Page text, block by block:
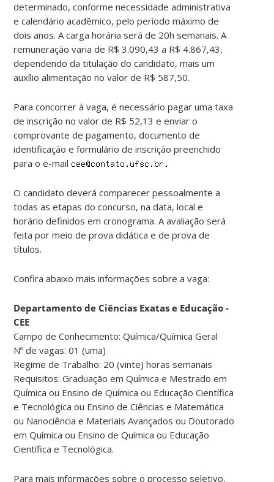
determinado, conforme necessidade administrativa
e calendário acadêmico, pelo período máximo de
dois anos. A carga horária será de 20h semanais. A
remuneração varia de R$ 3.090,43 a R$ 4.867,43,
dependendo da titulação do candidato, mais um
auxílio alimentação no valor de R$ 587,50.
Para concorrer à vaga, é necessário pagar uma taxa
de inscrição no valor de R$ 52,13 e enviar o
comprovante de pagamento, documento de
identificação e formulário de inscrição preenchido
para o e-mail
O candidato deverá comparecer pessoalmente a
todas as etapas do concurso, na data, local e
horário definidos em cronograma. A avaliação será
feita por meio de prova didática e de prova de
títulos.
Confira abaixo mais informações sobre a vaga:
Departamento de Ciências Exatas e Educação -
CEE
Campo de Conhecimento: Química/Química Geral
Nº de vagas: 01 (uma)
Regime de Trabalho: 20 (vinte) horas semanais
Requisitos: Graduação em Química e Mestrado em
Química ou Ensino de Química ou Educação Científica
e Tecnológica ou Ensino de Ciências e Matemática
ou Nanociência e Materiais Avançados ou Doutorado
em Química ou Ensino de Química ou Educação
Científica e Tecnológica.
Para mais informações sobre o processo seletivo,